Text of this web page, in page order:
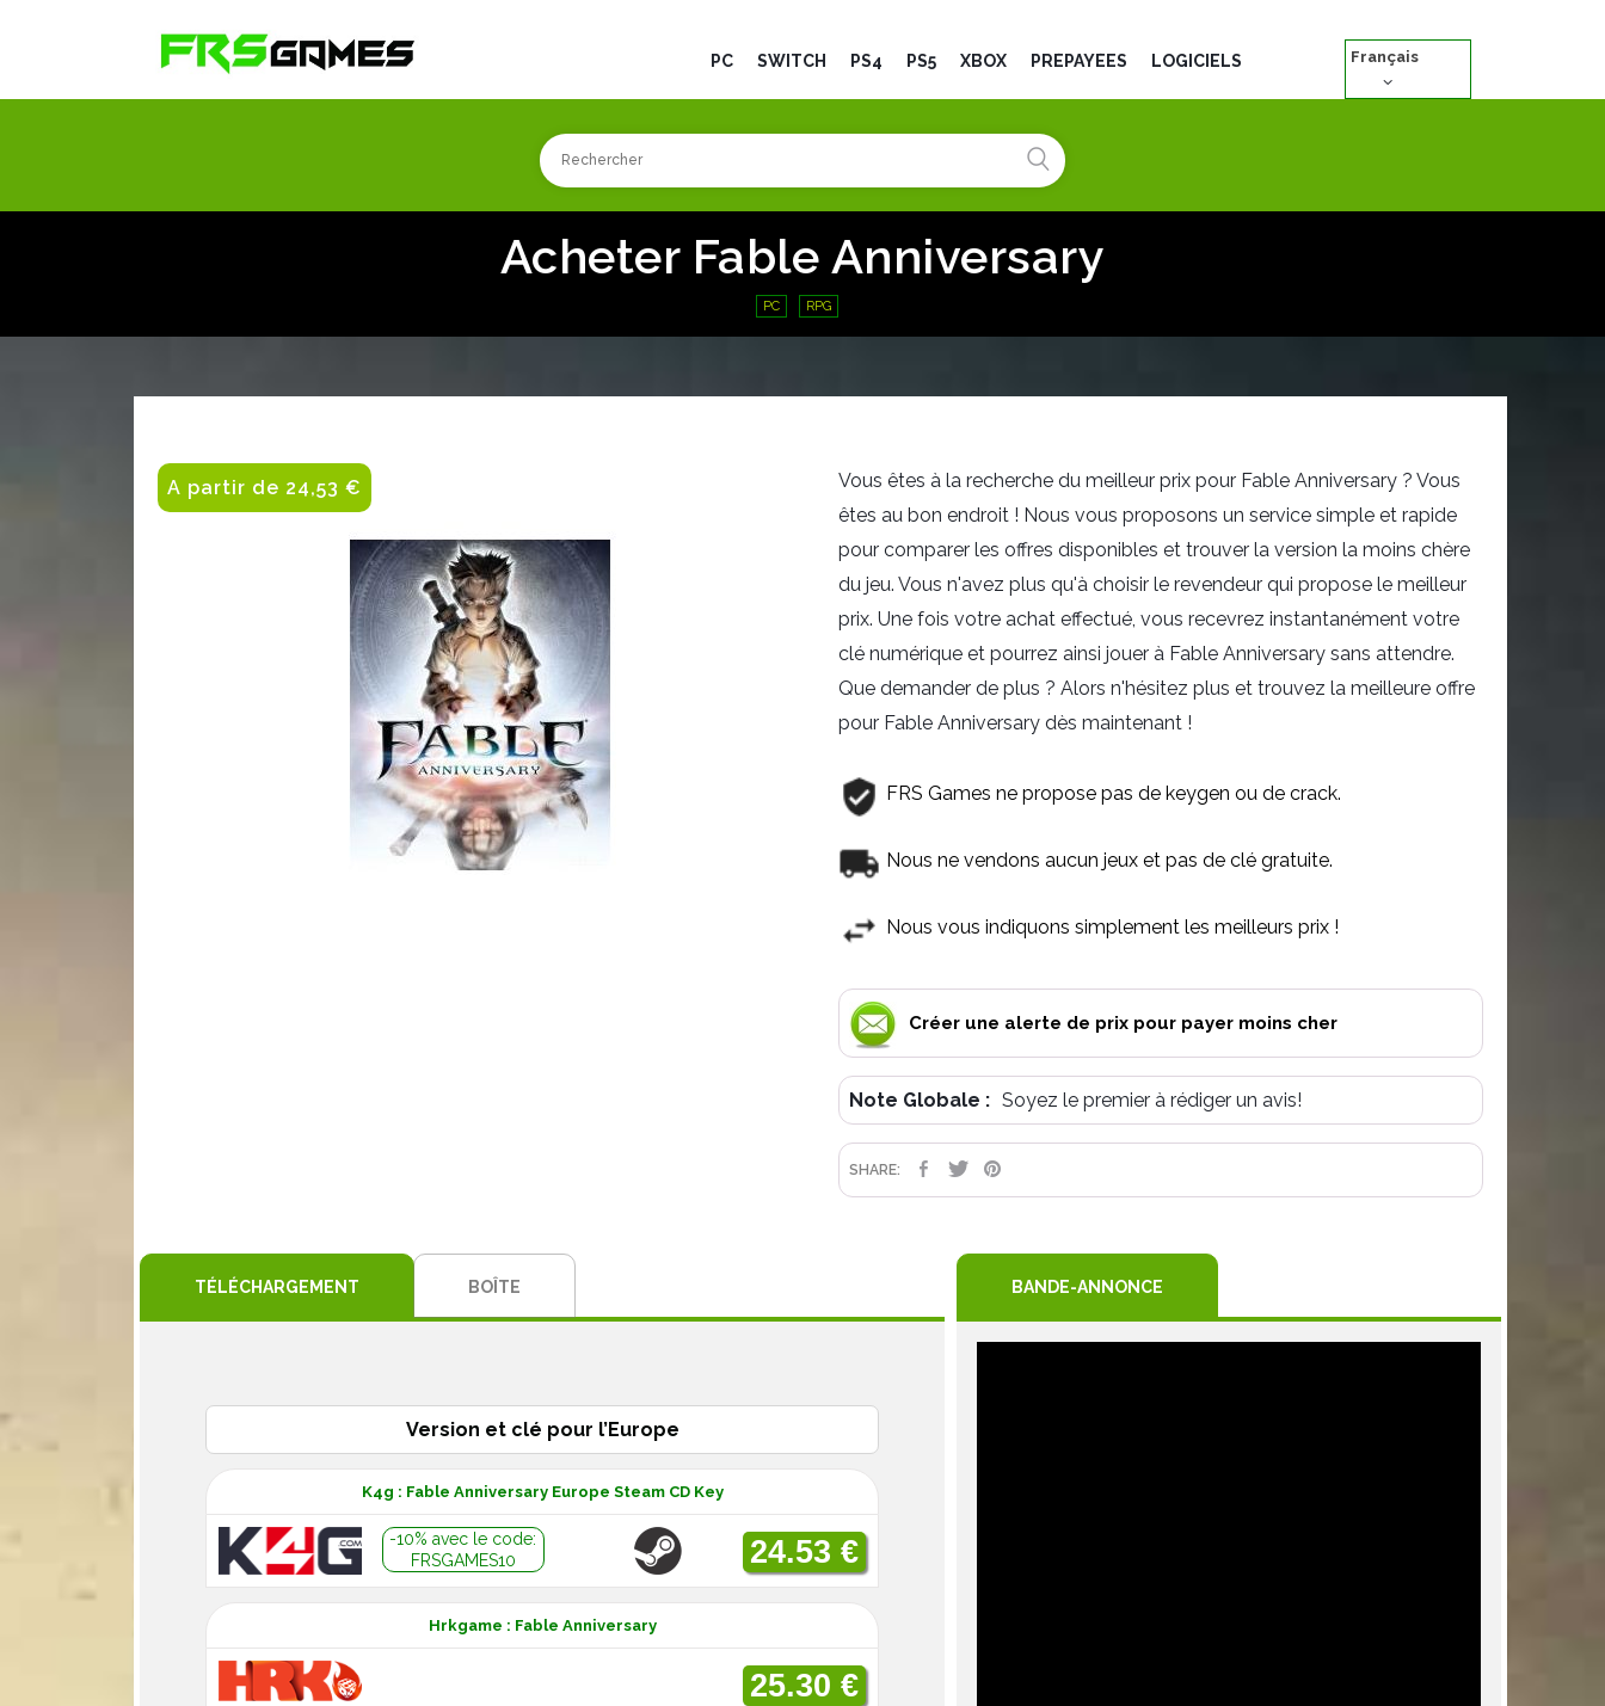
PC SWITCH PS4 PS5 XBOX PRÉPAYÉES LOGICIELS Français
Acheter Fable Anniversary
PC RPG
A partir de 24,53 €
Vous êtes à la recherche du meilleur prix pour Fable Anniversary ? Vous
êtes au bon endroit ! Nous vous proposons un service simple et rapide
pour comparer les offres disponibles et trouver la version la moins chère
du jeu. Vous n'avez plus qu'à choisir le revendeur qui propose le meilleur
prix. Une fois votre achat effectué, vous recevrez instantanément votre
clé numérique et pourrez ainsi jouer à Fable Anniversary sans attendre.
Que demander de plus ? Alors n'hésitez plus et trouvez la meilleure offre
pour Fable Anniversary dès maintenant !
FRS Games ne propose pas de keygen ou de crack.
Nous ne vendons aucun jeux et pas de clé gratuite.
Nous vous indiquons simplement les meilleurs prix !
Créer une alerte de prix pour payer moins cher
Note Globale : Soyez le premier à rédiger un avis!
SHARE: PARTAGER
TWEET
TÉLÉCHARGEMENT BOÎTE
Version et clé pour l’Europe
K4g : Fable Anniversary Europe Steam CD Key
-10% avec le code:
FRSGAMES10
24.53 €
Hrkgame : Fable Anniversary
25.30 €
BANDE-ANNONCE